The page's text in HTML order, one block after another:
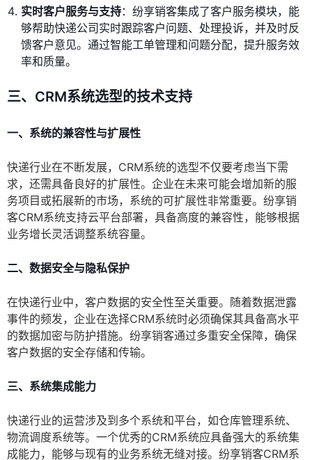
实时客户服务与支持：纷享销客集成了客户服务模块，能
够帮助快递公司实时跟踪客户问题、处理投诉，并及时反
馈客户意见。通过智能工单管理和问题分配，提升服务效
率和质量。
三、CRM系统选型的技术支持
一、系统的兼容性与扩展性
快递行业在不断发展，CRM系统的选型不仅要考虑当下需
求，还需具备良好的扩展性。企业在未来可能会增加新的服
务项目或拓展新的市场，系统的可扩展性非常重要。纷享销
客CRM系统支持云平台部署，具备高度的兼容性，能够根据
业务增长灵活调整系统容量。
二、数据安全与隐私保护
在快递行业中，客户数据的安全性至关重要。随着数据泄露
事件的频发，企业在选择CRM系统时必须确保其具备高水平
的数据加密与防护措施。纷享销客通过多重安全保障，确保
客户数据的安全存储和传输。
三、系统集成能力
快递行业的运营涉及到多个系统和平台，如仓库管理系统、
物流调度系统等。一个优秀的CRM系统应具备强大的系统集
成能力，能够与现有的业务系统无缝对接。纷享销客CRM系